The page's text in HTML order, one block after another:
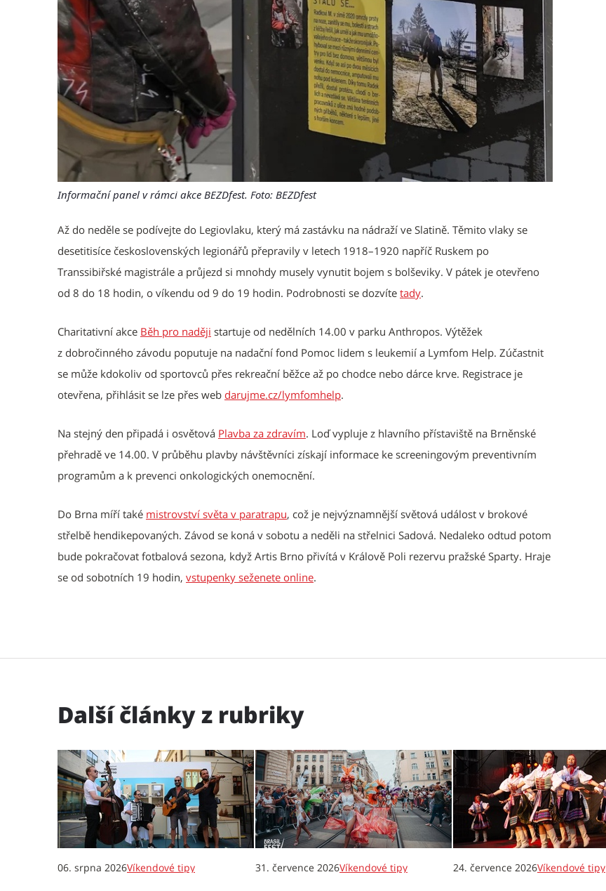
Informační panel v rámci akce BEZDfest. Foto: BEZDfest
Až do neděle se podívejte do Legiovlaku, který má zastávku na nádraží ve Slatině. Těmito vlaky se
desetitisíce československých legionářů přepravily v letech 1918–1920 napříč Ruskem po
Transsibiřské magistrále a průjezd si mnohdy musely vynutit bojem s bolševiky. V pátek je otevřeno
od 8 do 18 hodin, o víkendu od 9 do 19 hodin. Podrobnosti se dozvíte tady.
Charitativní akce Běh pro naději startuje od nedělních 14.00 v parku Anthropos. Výtěžek
z dobročinného závodu poputuje na nadační fond Pomoc lidem s leukemií a Lymfom Help. Zúčastnit
se může kdokoliv od sportovců přes rekreační běžce až po chodce nebo dárce krve. Registrace je
otevřena, přihlásit se lze přes web darujme.cz/lymfomhelp.
Na stejný den připadá i osvětová Plavba za zdravím. Loď vypluje z hlavního přístaviště na Brněnské
přehradě ve 14.00. V průběhu plavby návštěvníci získají informace ke screeningovým preventivním
programům a k prevenci onkologických onemocnění.
Do Brna míří také mistrovství světa v paratrapu, což je nejvýznamnější světová událost v brokové
střelbě hendikepovaných. Závod se koná v sobotu a neděli na střelnici Sadová. Nedaleko odtud potom
bude pokračovat fotbalová sezona, když Artis Brno přivítá v Králově Poli rezervu pražské Sparty. Hraje
se od sobotních 19 hodin, vstupenky seženete online.
Další články z rubriky
06. srpna 2026Víkendové tipy 31. července 2026Víkendové tipy 24. července 2026Víkendové tipy